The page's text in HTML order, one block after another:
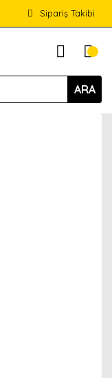
Sipariş Takibi
ARA